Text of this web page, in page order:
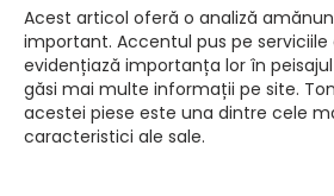
Acest articol oferă o analiză
important. Accentul pus pe
evidențiază importanța lor în
găsi mai multe informații pe site.
acestei piese este una dintre cele
caracteristici ale sale.